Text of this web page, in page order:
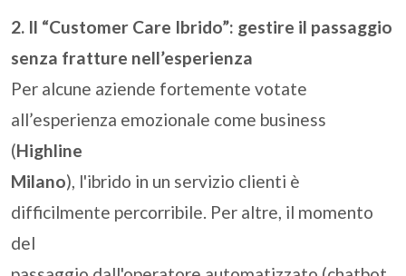
2. Il “Customer Care Ibrido”: gestire il passaggio
senza fratture nell’esperienza
Per alcune aziende fortemente votate
all’esperienza emozionale come business
(Highline
Milano), l'ibrido in un servizio clienti è
difficilmente percorribile. Per altre, il momento
del